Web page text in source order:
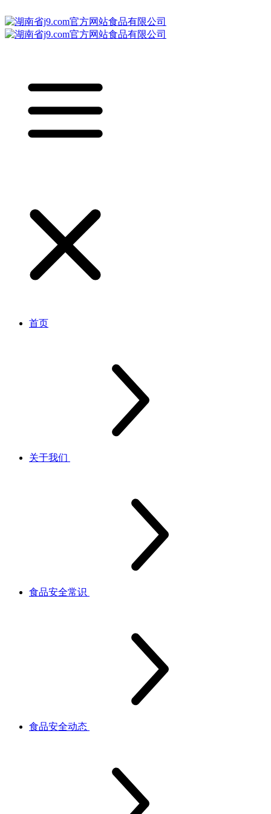
首页
关于我们
食品安全常识
食品安全动态